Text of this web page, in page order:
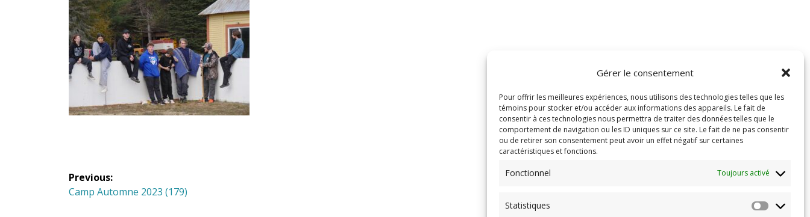
Gérer le consentement
Pour offrir les meilleures expériences, nous utilisons des technologies telles que les
témoins pour stocker et/ou accéder aux informations des appareils. Le fait de
consentir à ces technologies nous permettra de traiter des données telles que le
comportement de navigation ou les ID uniques sur ce site. Le fait de ne pas consentir
ou de retirer son consentement peut avoir un effet négatif sur certaines
caractéristiques et fonctions.
Fonctionnel Toujours activé
Statistiques
Navigation
de
Previous:
Previous
Camp Automne 2023 (179)